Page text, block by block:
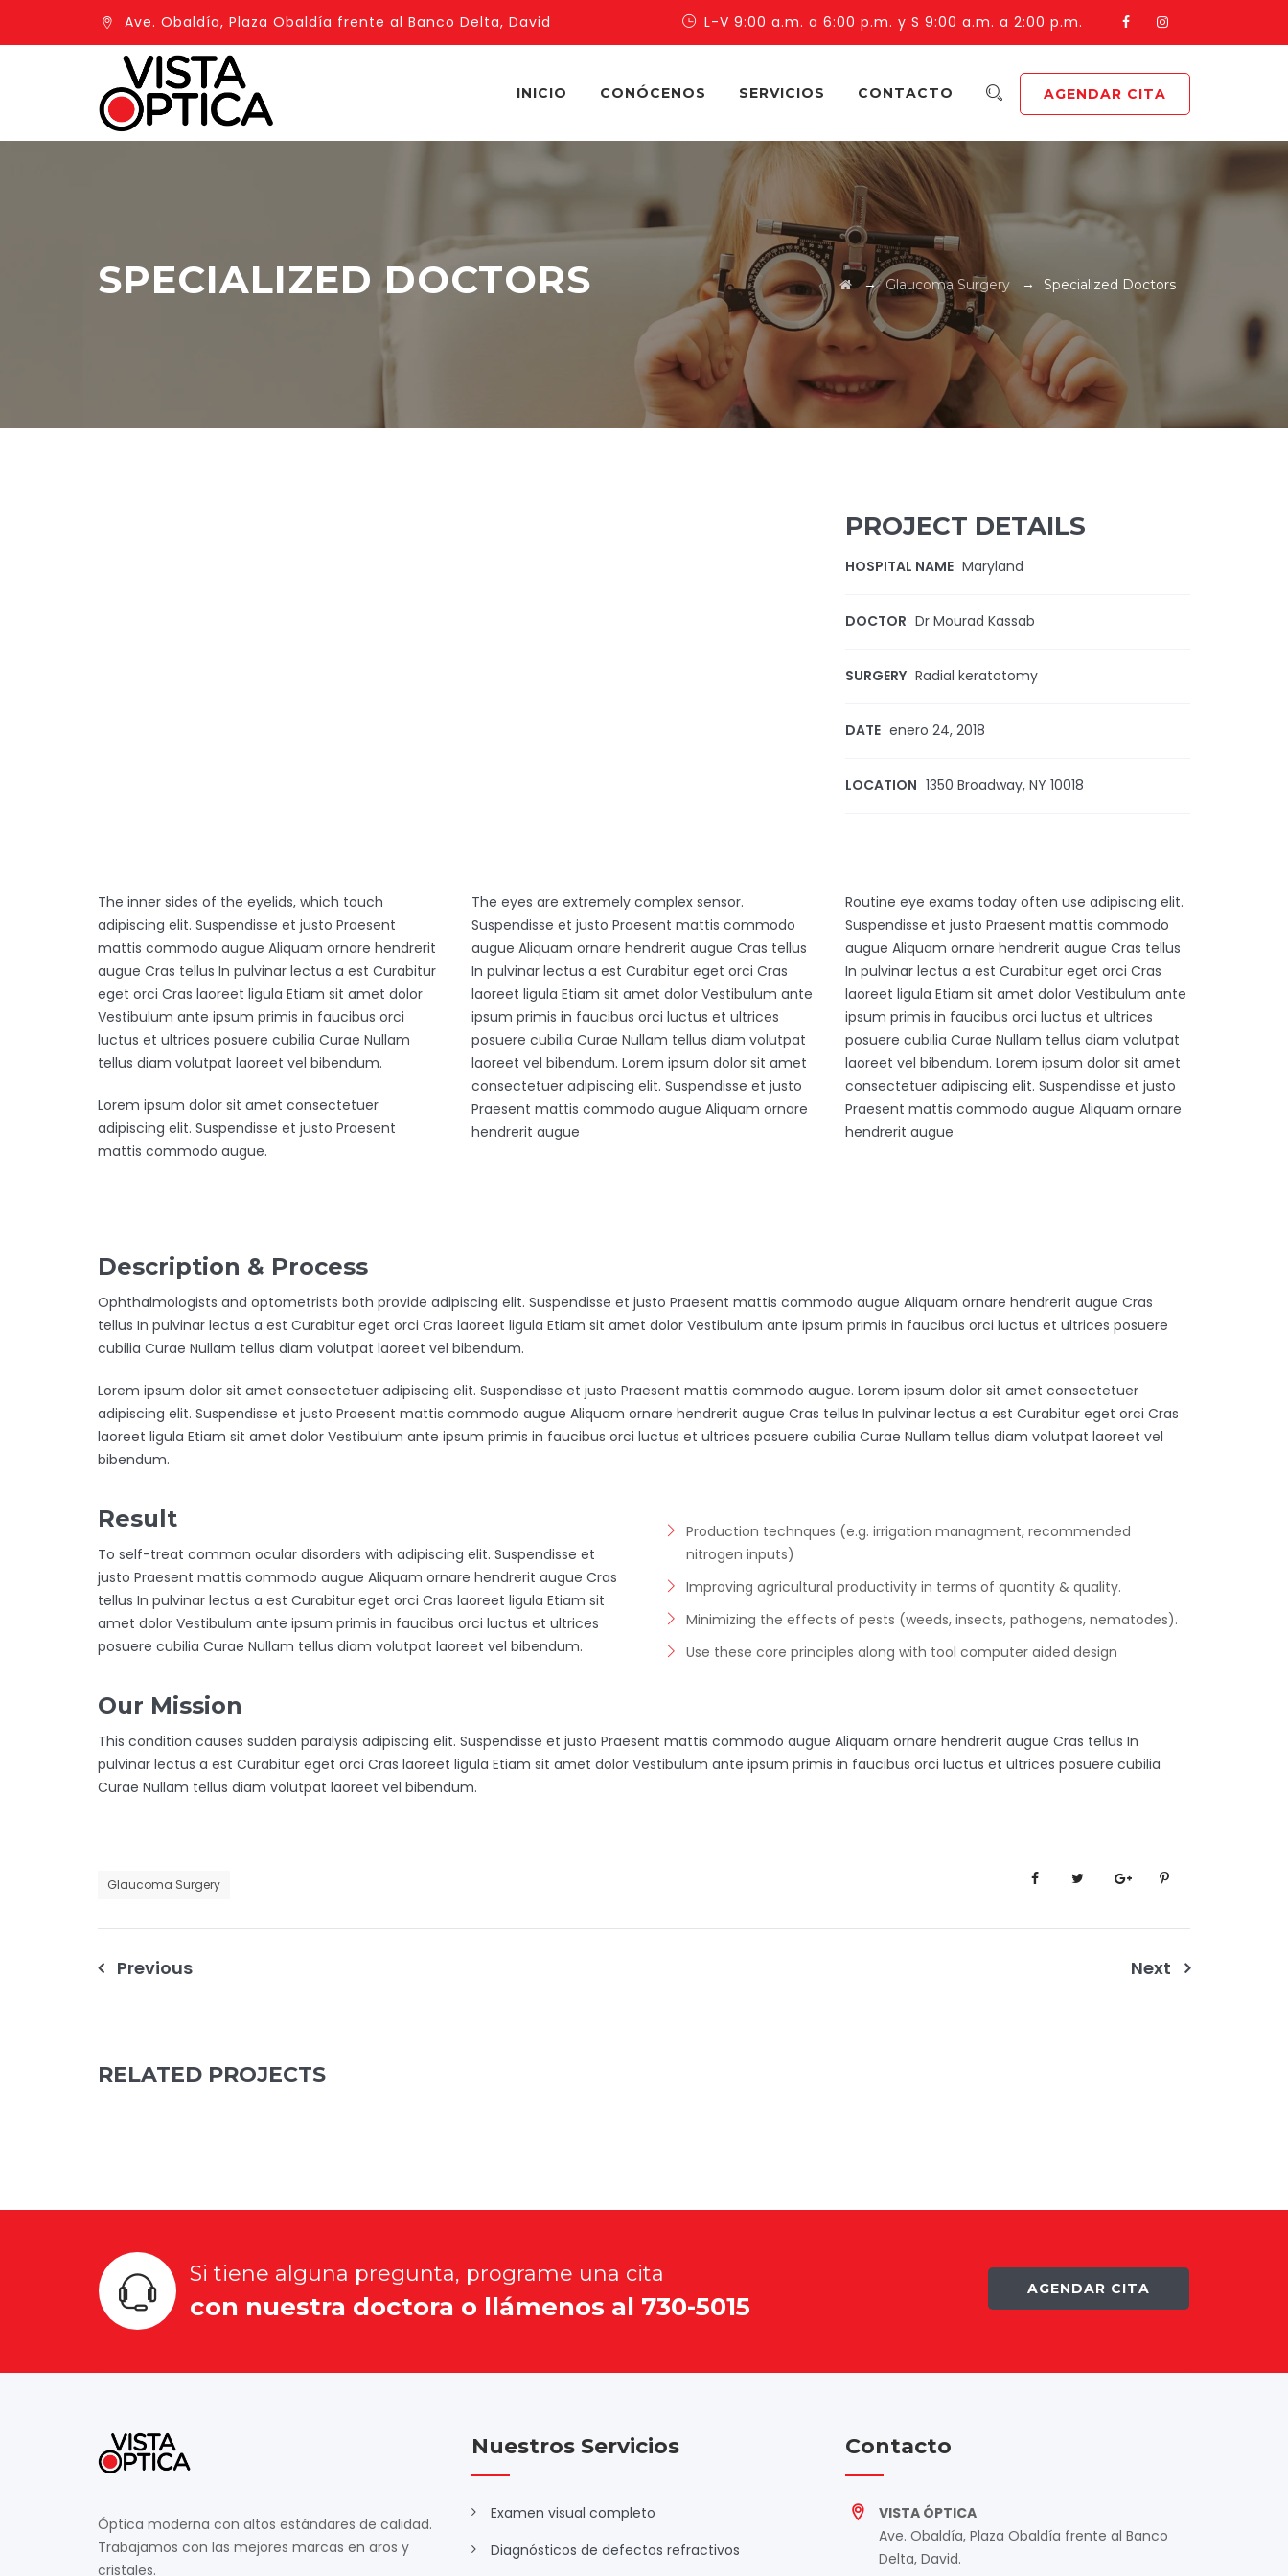
Ave. Obaldía, Plaza Obaldía frente al Banco Delta, David L-V 9:00 a.m. a 6:00 p.m. y S 9:00 a.m. a 2:00 p.m.
AGENDAR CITA
INICIO CONÓCENOS SERVICIOS CONTACTO
SPECIALIZED DOCTORS →Glaucoma Surgery → Specialized Doctors
PROJECT DETAILS
HOSPITAL NAME Maryland
DOCTOR Dr Mourad Kassab
SURGERY Radial keratotomy
DATE enero 24, 2018
LOCATION 1350 Broadway, NY 10018
The inner sides of the eyelids, which touch
adipiscing elit. Suspendisse et justo Praesent
mattis commodo augue Aliquam ornare hendrerit
augue Cras tellus In pulvinar lectus a est Curabitur
eget orci Cras laoreet ligula Etiam sit amet dolor
Vestibulum ante ipsum primis in faucibus orci
luctus et ultrices posuere cubilia Curae Nullam
tellus diam volutpat laoreet vel bibendum.
Lorem ipsum dolor sit amet consectetuer
adipiscing elit. Suspendisse et justo Praesent
mattis commodo augue.
The eyes are extremely complex sensor.
Suspendisse et justo Praesent mattis commodo
augue Aliquam ornare hendrerit augue Cras tellus
In pulvinar lectus a est Curabitur eget orci Cras
laoreet ligula Etiam sit amet dolor Vestibulum ante
ipsum primis in faucibus orci luctus et ultrices
posuere cubilia Curae Nullam tellus diam volutpat
laoreet vel bibendum. Lorem ipsum dolor sit amet
consectetuer adipiscing elit. Suspendisse et justo
Praesent mattis commodo augue Aliquam ornare
hendrerit augue
Routine eye exams today often use adipiscing elit.
Suspendisse et justo Praesent mattis commodo
augue Aliquam ornare hendrerit augue Cras tellus
In pulvinar lectus a est Curabitur eget orci Cras
laoreet ligula Etiam sit amet dolor Vestibulum ante
ipsum primis in faucibus orci luctus et ultrices
posuere cubilia Curae Nullam tellus diam volutpat
laoreet vel bibendum. Lorem ipsum dolor sit amet
consectetuer adipiscing elit. Suspendisse et justo
Praesent mattis commodo augue Aliquam ornare
hendrerit augue
Description & Process
Ophthalmologists and optometrists both provide adipiscing elit. Suspendisse et justo Praesent mattis commodo augue Aliquam ornare hendrerit augue Cras
tellus In pulvinar lectus a est Curabitur eget orci Cras laoreet ligula Etiam sit amet dolor Vestibulum ante ipsum primis in faucibus orci luctus et ultrices posuere
cubilia Curae Nullam tellus diam volutpat laoreet vel bibendum.
Lorem ipsum dolor sit amet consectetuer adipiscing elit. Suspendisse et justo Praesent mattis commodo augue. Lorem ipsum dolor sit amet consectetuer
adipiscing elit. Suspendisse et justo Praesent mattis commodo augue Aliquam ornare hendrerit augue Cras tellus In pulvinar lectus a est Curabitur eget orci Cras
laoreet ligula Etiam sit amet dolor Vestibulum ante ipsum primis in faucibus orci luctus et ultrices posuere cubilia Curae Nullam tellus diam volutpat laoreet vel
bibendum.
Result
To self-treat common ocular disorders with adipiscing elit. Suspendisse et
justo Praesent mattis commodo augue Aliquam ornare hendrerit augue Cras
tellus In pulvinar lectus a est Curabitur eget orci Cras laoreet ligula Etiam sit
amet dolor Vestibulum ante ipsum primis in faucibus orci luctus et ultrices
posuere cubilia Curae Nullam tellus diam volutpat laoreet vel bibendum.
Production technques (e.g. irrigation managment, recommended
nitrogen inputs)
Improving agricultural productivity in terms of quantity & quality.
Minimizing the effects of pests (weeds, insects, pathogens, nematodes).
Use these core principles along with tool computer aided design
Our Mission
This condition causes sudden paralysis adipiscing elit. Suspendisse et justo Praesent mattis commodo augue Aliquam ornare hendrerit augue Cras tellus In
pulvinar lectus a est Curabitur eget orci Cras laoreet ligula Etiam sit amet dolor Vestibulum ante ipsum primis in faucibus orci luctus et ultrices posuere cubilia
Curae Nullam tellus diam volutpat laoreet vel bibendum.
Glaucoma Surgery
Navegación
Previous Next
RELATED PROJECTS
Si tiene alguna pregunta, programe una cita
con nuestra doctora o llámenos al 730-5015
AGENDAR CITA
Óptica moderna con altos estándares de calidad.
Trabajamos con las mejores marcas en aros y
cristales.
Nuestros Servicios
Examen visual completo
Diagnósticos de defectos refractivos
Contacto
VISTA ÓPTICA
Ave. Obaldía, Plaza Obaldía frente al Banco
Delta, David.